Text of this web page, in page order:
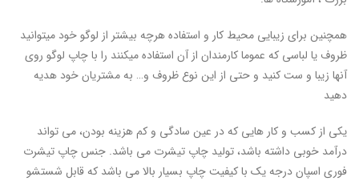
همچنین برای زیبایی محیط کار و استفاده هرچه بیشتر از لوگو خود میتوانید
ظروف یا لباسی که عموما کارمندان از آن استفاده میکنند را با چاپ لوگو روی
آنها زیبا و ست کنید و حتی از این نوع ظروف و… به مشتریان خود هدیه
دهید
یکی از کسب و کار هایی که در عین سادگی و کم هزینه بودن، می تواند
درآمد خوبی داشته باشد، تولید چاپ تیشرت می باشد. جنس چاپ تیشرت
فوری اسپان درجه یک با کیفیت چاپ بسیار بالا می باشد که قابل شستشو